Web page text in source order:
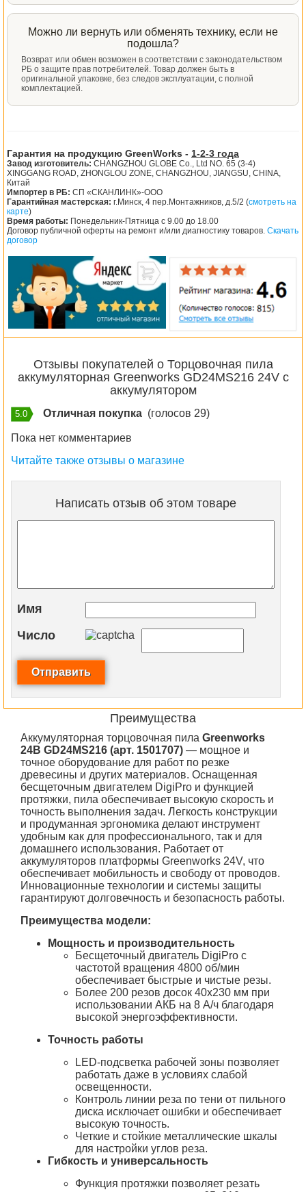
Можно ли вернуть или обменять технику, если не
подошла?
Возврат или обмен возможен в соответствии с законодательством
РБ о защите прав потребителей. Товар должен быть в
оригинальной упаковке, без следов эксплуатации, с полной
комплектацией.
Гарантия на продукцию GreenWorks - 1-2-3 года
Завод изготовитель: CHANGZHOU GLOBE Co., Ltd NO. 65 (3-4)
XINGGANG ROAD, ZHONGLOU ZONE, CHANGZHOU, JIANGSU, CHINA,
Китай
Импортер в РБ: СП «СКАНЛИНК»-ООО
Гарантийная мастерская: г.Минск, 4 пер.Монтажников, д.5/2 (смотреть на
карте)
Время работы: Понедельник-Пятница с 9.00 до 18.00
Договор публичной оферты на ремонт и/или диагностику товаров. Скачать
договор
Отзывы покупателей о Торцовочная пила
аккумуляторная Greenworks GD24MS216 24V с
аккумулятором
5.0 Отличная покупка (голосов 29)
Пока нет комментариев
Читайте также отзывы о магазине
Написать отзыв об этом товаре
Имя
Число
Преимущества
Аккумуляторная торцовочная пила Greenworks
24В GD24MS216 (арт. 1501707) — мощное и
точное оборудование для работ по резке
древесины и других материалов. Оснащенная
бесщеточным двигателем DigiPro и функцией
протяжки, пила обеспечивает высокую скорость и
точность выполнения задач. Легкость конструкции
и продуманная эргономика делают инструмент
удобным как для профессионального, так и для
домашнего использования. Работает от
аккумуляторов платформы Greenworks 24V, что
обеспечивает мобильность и свободу от проводов.
Инновационные технологии и системы защиты
гарантируют долговечность и безопасность работы.
Преимущества модели:
Мощность и производительность
Бесщеточный двигатель DigiPro с
частотой вращения 4800 об/мин
обеспечивает быстрые и чистые резы.
Более 200 резов досок 40x230 мм при
использовании АКБ на 8 А/ч благодаря
высокой энергоэффективности.
Точность работы
LED-подсветка рабочей зоны позволяет
работать даже в условиях слабой
освещенности.
Контроль линии реза по тени от пильного
диска исключает ошибки и обеспечивает
высокую точность.
Четкие и стойкие металлические шкалы
для настройки углов реза.
Гибкость и универсальность
Функция протяжки позволяет резать